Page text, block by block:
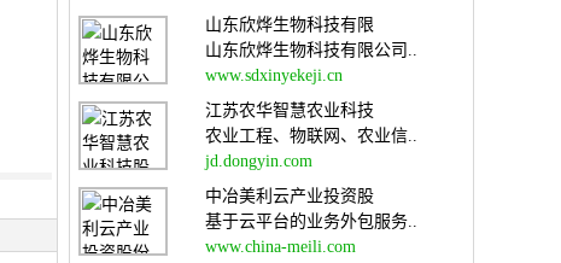
山东欣烨生物科技有限
山东欣烨生物科技有限公司..
www.sdxinyekeji.cn
江苏农华智慧农业科技
农业工程、物联网、农业信..
jd.dongyin.com
中冶美利云产业投资股
基于云平台的业务外包服务..
www.china-meili.com